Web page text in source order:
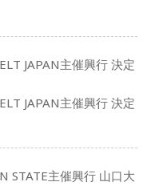
JAPAN主催興行 決定
JAPAN主催興行 決定
STATE主催興行 山口大